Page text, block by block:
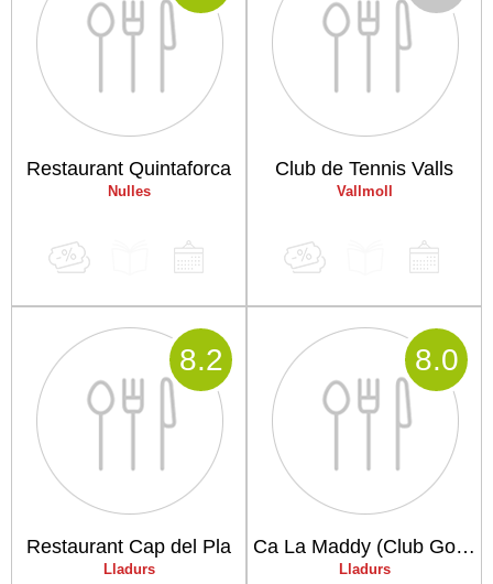
Restaurant Quintaforca
Nulles
Club de Tennis Valls
Vallmoll
Restaurant Cap del Pla
Lladurs
8.2
Ca La Maddy (Club Golf Ribera Salada)
Lladurs
8.0